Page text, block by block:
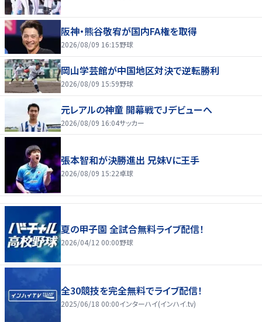
阪神・熊谷敬宥が国内FA権を取得
2026/08/09 16:15野球
岡山学芸館が中国地区対決で逆転勝利
2026/08/09 15:59野球
元レアルの神童 開幕戦でJデビューへ
2026/08/09 16:04サッカー
張本智和が決勝進出 兄妹Vに王手
2026/08/09 15:22卓球
夏の甲子園 全試合無料ライブ配信！
2026/04/12 00:00野球
全30競技を完全無料でライブ配信！
2025/06/18 00:00インターハイ(インハイ.tv)